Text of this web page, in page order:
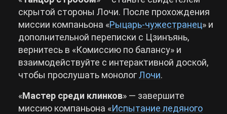
скрытой стороны Лочи. После прохождения
миссии компаньона «Рыцарь-чужестранец» и
дополнительной переписки с Цзинъянь,
вернитесь в «Комиссию по балансу» и
взаимодействуйте с интерактивной доской,
чтобы прослушать монологЛочи.
«Мастер среди клинков» — завершите
миссию компаньона «Испытание ледяного